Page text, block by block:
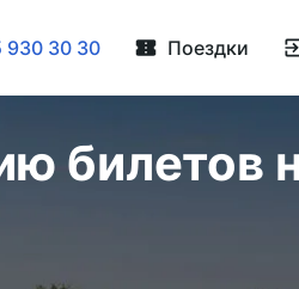
930 30 30 Поездки
билетов